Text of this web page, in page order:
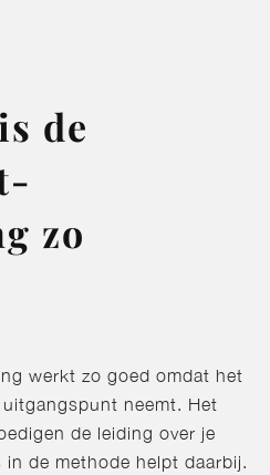
de
zo
werkt zo goed omdat het
neemt. Het
de leiding over je
de methode helpt daarbij.